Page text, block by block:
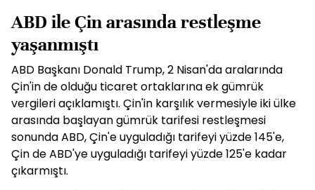
ABD ile Çin arasında restleşme
yaşanmıştı
ABD Başkanı Donald Trump, 2 Nisan'da aralarında
Çin'in de olduğu ticaret ortaklarına ek gümrük
vergileri açıklamıştı. Çin'in karşılık vermesiyle iki ülke
arasında başlayan gümrük tarifesi restleşmesi
sonunda ABD, Çin'e uyguladığı tarifeyi yüzde 145'e,
Çin de ABD'ye uyguladığı tarifeyi yüzde 125'e kadar
çıkarmıştı.